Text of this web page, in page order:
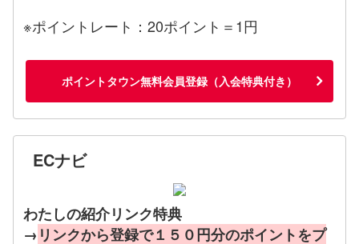
※ポイントレート：20ポイント＝1円
ポイントタウン無料会員登録（入会特典付き）
ECナビ
わたしの紹介リンク特典
→ リンクから登録で１５０円分のポイントをプ